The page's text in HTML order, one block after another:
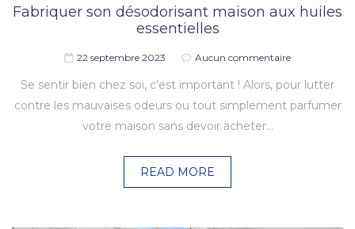
Fabriquer son désodorisant maison aux huiles
essentielles
22 septembre 2023 Aucun commentaire
Se sentir bien chez soi, c’est important ! Alors, pour lutter
contre les mauvaises odeurs ou tout simplement parfumer
votre maison sans devoir acheter…
READ MORE